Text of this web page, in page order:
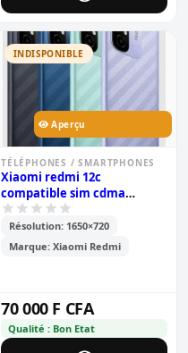
INDISPONIBLE
Aperçu
TÉLÉPHONES / SMARTPHONES
Xiaomi redmi 12c
compatible sim cdma
camtel - pouces- 6.71\' -
mémoire 128go /6go ram -
2sim - caméra-
50mp+0.8mp/5mp - batterie -
Résolution: 1650×720
Marque: Xiaomi Redmi
70 000 F CFA
Qualité : Bon Etat